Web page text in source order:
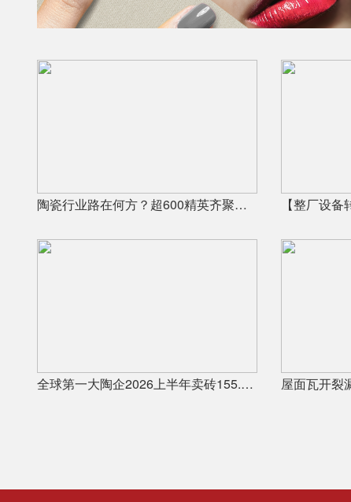
陶瓷行业路在何方？超600精英齐聚陶业年度思想盛会，樊纲、何乾、龙建刚献智破局
全球第一大陶企2026上半年卖砖155.7亿元，瓷砖净利润9.8亿元